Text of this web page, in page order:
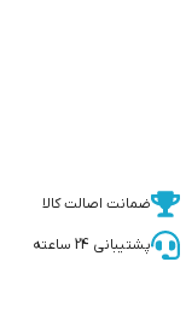
ضمانت اصالت کالا
پشتیبانی 24 ساعته